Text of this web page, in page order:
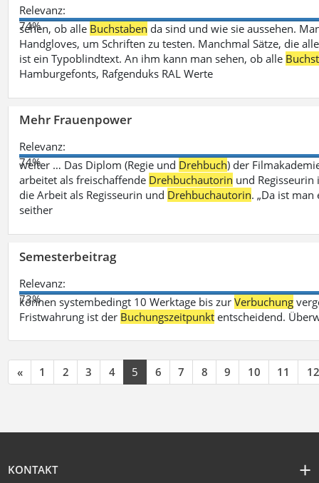
Relevanz:
74%
sehen, ob alle Buchstaben da sind und wie sie aussehen.
Handgloves, um Schriften zu testen. Manchmal Sätze, die
ist ein Typoblindtext. An ihm kann man sehen, ob alle
Hamburgefonts, Rafgenduks RAL Werte
Mehr Frauenpower
Relevanz:
74%
weiter … Das Diplom (Regie und Drehbuch) der
arbeitet als freischaffende Drehbuchautorin und
die Arbeit als Regisseurin und Drehbuchautorin. „Da ist
seither
Semesterbeitrag
Relevanz:
73%
können systembedingt 10 Werktage bis zurVerbuchung
Fristwahrung ist der Buchungszeitpunkt entscheidend.
« 1 2 3 4 5 6 7 8 9 10 11 12
KONTAKT